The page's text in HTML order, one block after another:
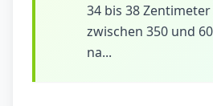
34 bis 38
zwischen 350 und
na...